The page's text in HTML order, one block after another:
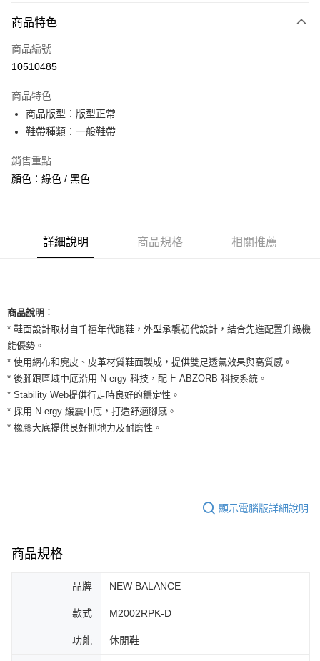
信用卡一次付款
信用卡分期付款
合作金庫商業銀行
華南商業銀行
上海商業儲蓄銀行
臺灣中小企業銀行
匯豐（台灣）商業銀行
台新國際商業銀行
中國信託商業銀行
超商取貨付款
LINE Pay
Apple Pay
街口支付
全盈+PAY
AFTEE先享後付是「在收到商品之後才付款」的支付方式。 讓您購物簡單
便利好安心！
２．便利：只要手機號碼，簡訊認證，即可結帳。
３．安心：先確認商品／服務後，再付款。
【「AFTEE先享後付」結帳流程】
１．於結帳方式選擇「AFTEE先享後付」後，將跳轉至「AFTEE先享後付」
結帳頁面，進行簡訊認證並確認金額後，即可完成結帳。
２．訂單成立數日內，您將收到繳費通知簡訊。
※ 交易是否成功請以「AFTEE先享後付 」之結帳頁面顯示為準，若有關於
【注意事項】
易，需依本服務之必要範圍內提供個人資料，並將交易相關給付款項請求債
２．關於個人資料處理事宜，請瀏覽以下網址：
https://aftee.tw/terms/#terms3
３．未成年的使用者請事先徵得法定代理人或監護人之同意方可使用
「AFTEE先享後付」，若未經同意申辦者引起之損失，本公司不負相關責
ATM付款
運送方式
全家取貨付款
每筆NT$60，滿NT$1,500(含以上)免運費
付款後全家取貨
每筆NT$60，滿NT$1,500(含以上)免運費
宅配
商品特色
商品編號
10510485
商品特色
商品版型：版型正常
鞋帶種類：一般鞋帶
銷售重點
顏色：綠色 / 黑色
詳細說明 商品規格 相關推薦
商品說明 ：
* 鞋面設計取材自千禧年代跑鞋，外型承襲初代設計，結合先進配置升級機
能優勢。
* 使用網布和麂皮、皮革材質鞋面製成，提供雙足透氣效果與高質感。
* 後腳跟區域中底沿用 N-ergy 科技，配上 ABZORB 科技系統。
* Stability Web提供行走時良好的穩定性。
* 採用 N-ergy 緩震中底，打造舒適腳感。
* 橡膠大底提供良好抓地力及耐磨性。
顯示電腦版詳細說明
商品規格
品牌 NEW BALANCE
款式 M2002RPK-D
功能 休閒鞋